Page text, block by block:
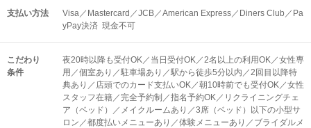
支払い方法
Visa／Mastercard／JCB／American Express／Diners Club／Pa
yPay決済 現金不可
こだわり
条件
夜20時以降も受付OK／当日受付OK／2名以上の利用OK／女性専
用／個室あり／駐車場あり／駅から徒歩5分以内／2回目以降特
典あり／店頭でのカード支払いOK／朝10時前でも受付OK／女性
スタッフ在籍／完全予約制／指名予約OK／リクライニングチェ
ア（ベッド）／メイクルームあり／3席（ベッド）以下の小型サ
ロン／都度払いメニューあり／体験メニューあり／ブライダルメ